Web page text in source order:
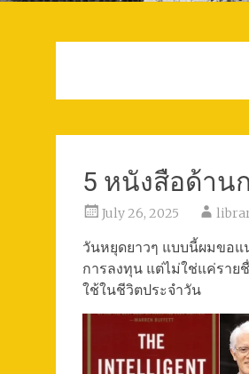
5 หนังสือด้าน
July 26, 2025
วันหยุดยาวๆ แบบนี้ผมขอ
การลงทุน แต่ไม่ใช่แค่ราย
ใช้ในชีวิตประจำวัน